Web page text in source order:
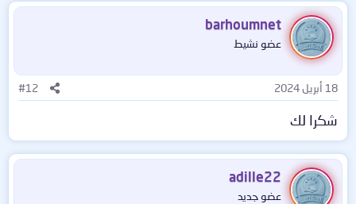
barhoumnet
عضو نشيط
18 أبريل 2024 #12
شكرا لك
adille22
عضو جديد